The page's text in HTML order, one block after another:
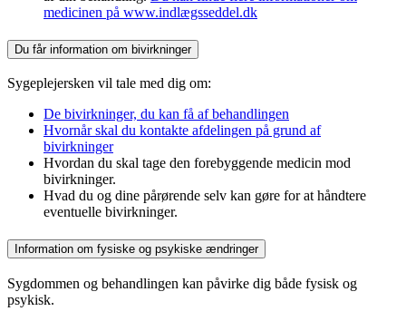
medicinen på www.indlægsseddel.dk
Du får information om bivirkninger
Sygeplejersken vil tale med dig om:
De bivirkninger, du kan få af behandlingen
Hvornår skal du kontakte afdelingen på grund af
bivirkninger
Hvordan du skal tage den forebyggende medicin mod
bivirkninger.
Hvad du og dine pårørende selv kan gøre for at håndtere
eventuelle bivirkninger.
Information om fysiske og psykiske ændringer
Sygdommen og behandlingen kan påvirke dig både fysisk og
psykisk.